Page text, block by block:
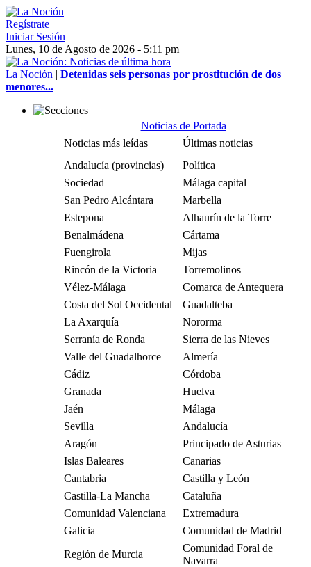
Regístrate
Iniciar Sesión
Lunes, 10 de Agosto de 2026 - 5:11 pm
La Noción | Detenidas seis personas por prostitución de dos
menores...
Noticias de Portada
Noticias más leídas
Últimas noticias
Andalucía (provincias)
Política
Sociedad
Málaga capital
San Pedro Alcántara
Marbella
Estepona
Alhaurín de la Torre
Benalmádena
Cártama
Fuengirola
Mijas
Rincón de la Victoria
Torremolinos
Vélez-Málaga
Comarca de Antequera
Costa del Sol Occidental
Guadalteba
La Axarquía
Nororma
Serranía de Ronda
Sierra de las Nieves
Valle del Guadalhorce
Almería
Cádiz
Córdoba
Granada
Huelva
Jaén
Málaga
Sevilla
Andalucía
Aragón
Principado de Asturias
Islas Baleares
Canarias
Cantabria
Castilla y León
Castilla-La Mancha
Cataluña
Comunidad Valenciana
Extremadura
Galicia
Comunidad de Madrid
Región de Murcia
Comunidad Foral de
Navarra